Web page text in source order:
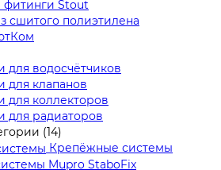
фитинги Stout
сшитого полиэтилена
для водосчётчиков
для клапанов
для коллекторов
для радиаторов
(14)
Крепёжные системы
Mupro StaboFix